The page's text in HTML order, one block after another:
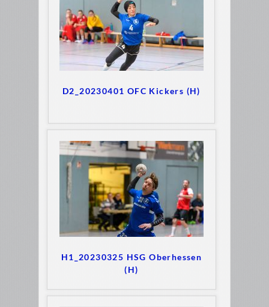
D2_20230401 OFC Kickers (H)
H1_20230325 HSG Oberhessen
(H)